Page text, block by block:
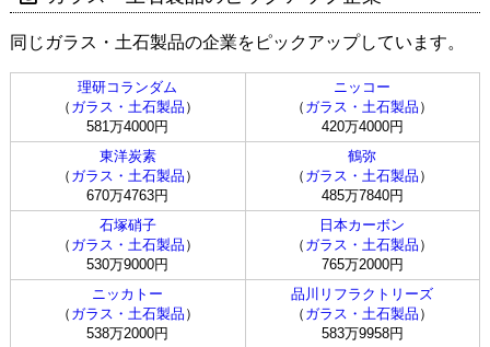
同じガラス・土石製品の企業をピックアップしています。
理研コランダム
（ ガラス・土石製品 ）
581万4000円
ニッコー
（ ガラス・土石製品 ）
420万4000円
東洋炭素
（ ガラス・土石製品 ）
670万4763円
鶴弥
（ ガラス・土石製品 ）
485万7840円
石塚硝子
（ ガラス・土石製品 ）
530万9000円
日本カーボン
（ ガラス・土石製品 ）
765万2000円
ニッカトー
（ ガラス・土石製品 ）
538万2000円
品川リフラクトリーズ
（ ガラス・土石製品 ）
583万9958円